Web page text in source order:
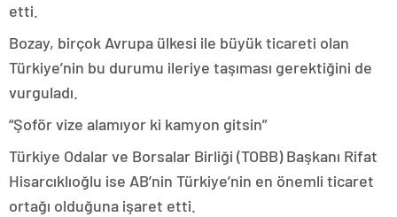
etti.
Bozay, birçok Avrupa ülkesi ile büyük ticareti olan
Türkiye’nin bu durumu ileriye taşıması gerektiğini de
vurguladı.
“Şoför vize alamıyor ki kamyon gitsin”
Türkiye Odalar ve Borsalar Birliği (TOBB) Başkanı Rifat
Hisarcıklıoğlu ise AB’nin Türkiye’nin en önemli ticaret
ortağı olduğuna işaret etti.